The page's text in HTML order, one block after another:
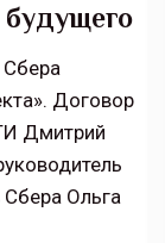
будущего
Договор
Дмитрий
Сбера Ольга